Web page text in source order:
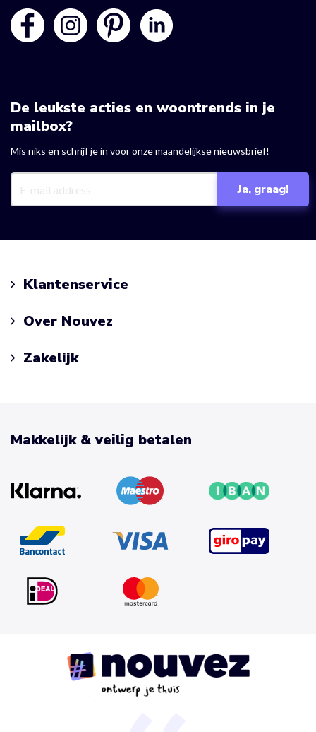
De leukste acties en woontrends in je
mailbox?
Mis niks en schrijf je in voor onze maandelijkse nieuwsbrief!
Klantenservice
Over Nouvez
Zakelijk
Makkelijk & veilig betalen